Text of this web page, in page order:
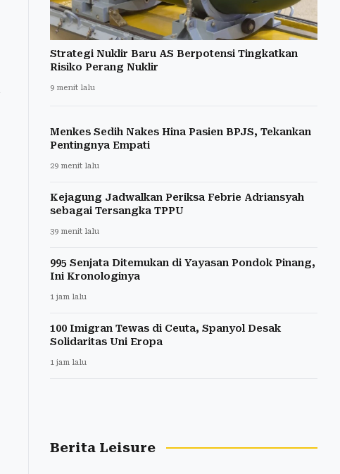
Strategi Nuklir Baru AS Berpotensi Tingkatkan
Risiko Perang Nuklir
9 menit lalu
Menkes Sedih Nakes Hina Pasien BPJS, Tekankan
Pentingnya Empati
29 menit lalu
Kejagung Jadwalkan Periksa Febrie Adriansyah
sebagai Tersangka TPPU
39 menit lalu
995 Senjata Ditemukan di Yayasan Pondok Pinang,
Ini Kronologinya
1 jam lalu
100 Imigran Tewas di Ceuta, Spanyol Desak
Solidaritas Uni Eropa
1 jam lalu
Berita Leisure